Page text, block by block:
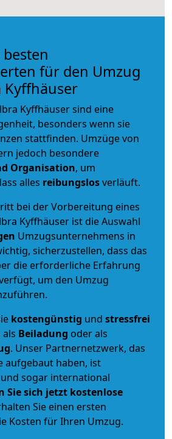
für den Umzug
Kyffhäuser
Kyffhäuser sind eine
besonders wenn sie
stattfinden. Umzüge von
jedoch besondere
Organisation, um
alles reibungslosverläuft.
bei der Vorbereitung eines
Kyffhäuser ist die Auswahl
Umzugsunternehmens in
sicherzustellen, dass das
die erforderliche Erfahrung
um den Umzug
kostengünstig und stressfrei
als Beiladung oder als
. Unser Partnernetzwerk, das
aufgebaut haben, ist
sogar international
Sie sich jetzt kostenlose
Sie einen ersten
Kosten für Ihren Umzug.